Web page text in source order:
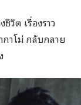
วิต เรื่องราว
าโม่ กลับกลาย